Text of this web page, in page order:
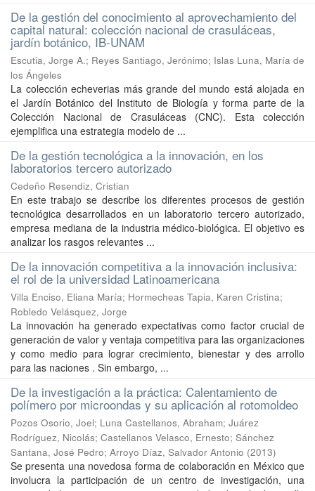
De la gestión del conocimiento al aprovechamiento del
capital natural: colección nacional de crasuláceas,
jardín botánico, IB-UNAM
Escutia, Jorge A.; Reyes Santiago, Jerónimo; Islas Luna, María de
los Ángeles
La colección echeverias más grande del mundo está alojada en
el Jardín Botánico del Instituto de Biología y forma parte de la
Colección Nacional de Crasuláceas (CNC). Esta colección
ejemplifica una estrategia modelo de ...
De la gestión tecnológica a la innovación, en los
laboratorios tercero autorizado
Cedeño Resendiz, Cristian
En este trabajo se describe los diferentes procesos de gestión
tecnológica desarrollados en un laboratorio tercero autorizado,
empresa mediana de la industria médico-biológica. El objetivo es
analizar los rasgos relevantes ...
De la innovación competitiva a la innovación inclusiva:
el rol de la universidad Latinoamericana
Villa Enciso, Eliana María; Hormecheas Tapia, Karen Cristina;
Robledo Velásquez, Jorge
La innovación ha generado expectativas como factor crucial de
generación de valor y ventaja competitiva para las organizaciones
y como medio para lograr crecimiento, bienestar y des arrollo
para las naciones . Sin embargo, ...
De la investigación a la práctica: Calentamiento de
polímero por microondas y su aplicación al rotomoldeo
Pozos Osorio, Joel; Luna Castellanos, Abraham; Juárez
Rodríguez, Nicolás; Castellanos Velasco, Ernesto; Sánchez
Santana, José Pedro; Arroyo Díaz, Salvador Antonio (2013)
Se presenta una novedosa forma de colaboración en México que
involucra la participación de un centro de investigación, una